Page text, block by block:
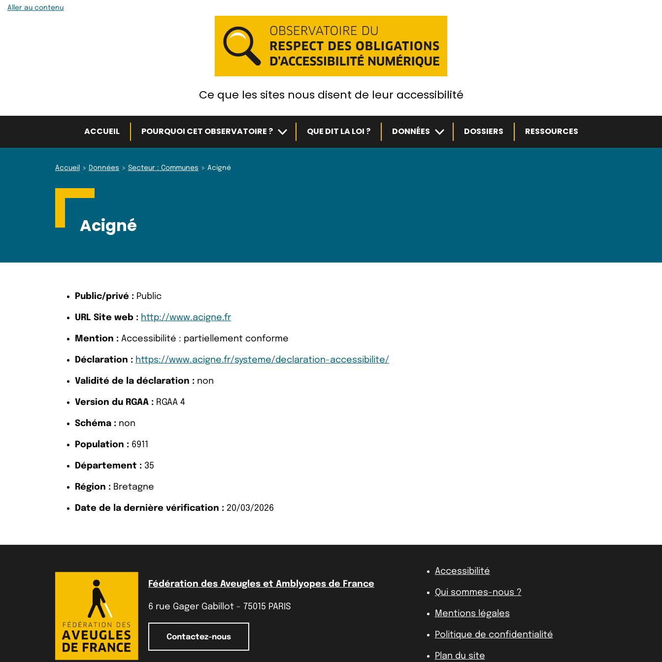
Aller au contenu
Ce que les sites nous disent de leur accessibilité
ACCUEIL POURQUOI CET OBSERVATOIRE ? Sous-menuQUE DIT LA LOI ? DONNÉES Sous-menuDOSSIERS RESSOURCES
Accueil Données Secteur : Communes Acigné
Acigné
Public/privé : Public
URL Site web : http://www.acigne.fr
Mention : Accessibilité : partiellement conforme
Déclaration : https://www.acigne.fr/systeme/declaration-accessibilite/
Validité de la déclaration : non
Version du RGAA : RGAA 4
Schéma : non
Population : 6911
Département : 35
Région : Bretagne
Date de la dernière vérification : 20/03/2026
Fédération des Aveugles et Amblyopes de France
6 rue Gager Gabillot - 75015 PARIS
Contactez-nous
Accessibilité
Qui sommes-nous ?
Mentions légales
Politique de confidentialité
Plan du site